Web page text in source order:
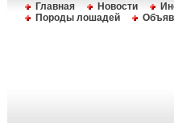
Главная Новости
Породы лошадей